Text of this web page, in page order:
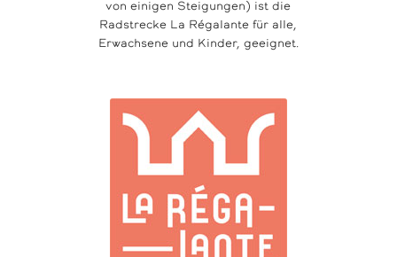
von einigen Steigungen) ist die
Radstrecke La Régalante für alle,
Erwachsene und Kinder, geeignet.